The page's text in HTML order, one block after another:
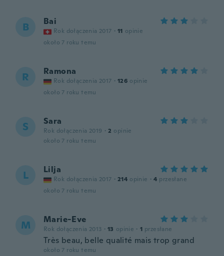
B Bai
Rok dołączenia 2017 · 11 opinie
około 7 roku temu
R Ramona
Rok dołączenia 2017 · 126 opinie
około 7 roku temu
S Sara
Rok dołączenia 2019 · 2 opinie
około 7 roku temu
L Lilja
Rok dołączenia 2017 · 214 opinie · 4 przesłane
około 7 roku temu
M Marie-Eve
Rok dołączenia 2013 · 13 opinie · 1 przesłane
Très beau, belle qualité mais trop grand
około 7 roku temu